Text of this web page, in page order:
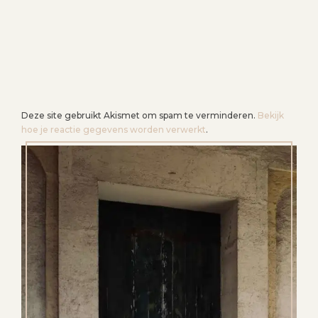
Deze site gebruikt Akismet om spam te verminderen. Bekijk
hoe je reactie gegevens worden verwerkt.